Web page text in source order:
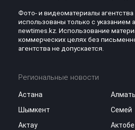
Фото- и видеоматериалы агентства
использованы только с указанием
newtimes.kz. Использование
коммерческих целях без
агентства не допускается.
Региональные новости
Астана
Шымкент
Семей
Актау
Актобе